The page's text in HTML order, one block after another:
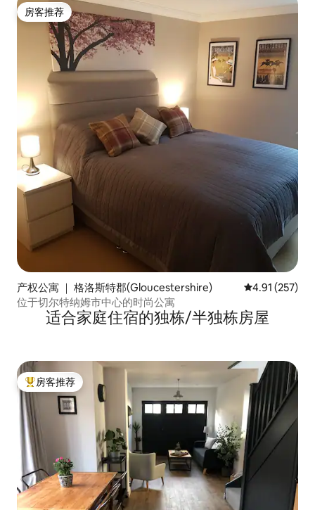
房客推荐
房客推荐
产权公寓 ｜ 格洛斯特郡(Gloucestershire) 平均评分 4.91
4.91 (257)
位于切尔特纳姆市中心的时尚公寓
适合家庭住宿的独栋/半独栋房屋
热门「房客推荐」
房客推荐